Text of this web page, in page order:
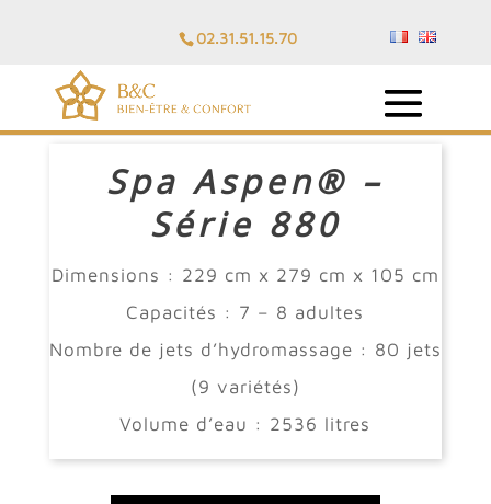
02.31.51.15.70
Spa Aspen® –
Série 880
Dimensions : 229 cm x 279 cm x 105 cm
Capacités : 7 – 8 adultes
Nombre de jets d’hydromassage : 80 jets
(9 variétés)
Volume d’eau : 2536 litres